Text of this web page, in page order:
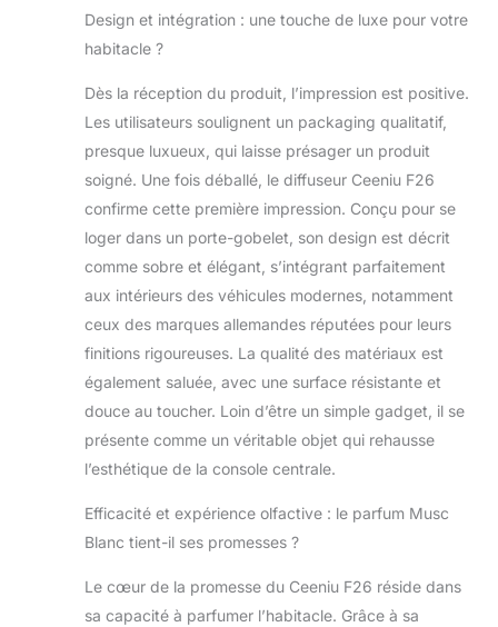
Voiture de
discuter avec
"Poser une
question sur le
produit" sur la
page de
"Vendeur Ceeniu
FR" sur la page de
détails du produit.
Nous vous
fournirons une
réponse amicale
dans les 24
heures.
【Absolument
obtenu les
certifications
et américaines
FCC, garantissant
réglementations
de sécurité. Des
Design et intégration : une touche de luxe pour votre
habitacle ?
Dès la réception du produit, l’impression est positive.
Les utilisateurs soulignent un packaging qualitatif,
presque luxueux, qui laisse présager un produit
soigné. Une fois déballé, le diffuseur Ceeniu F26
confirme cette première impression. Conçu pour se
loger dans un porte-gobelet, son design est décrit
comme sobre et élégant, s’intégrant parfaitement
aux intérieurs des véhicules modernes, notamment
ceux des marques allemandes réputées pour leurs
finitions rigoureuses. La qualité des matériaux est
également saluée, avec une surface résistante et
douce au toucher. Loin d’être un simple gadget, il se
présente comme un véritable objet qui rehausse
l’esthétique de la console centrale.
Efficacité et expérience olfactive : le parfum Musc
Blanc tient-il ses promesses ?
Le cœur de la promesse du Ceeniu F26 réside dans
sa capacité à parfumer l’habitacle. Grâce à sa